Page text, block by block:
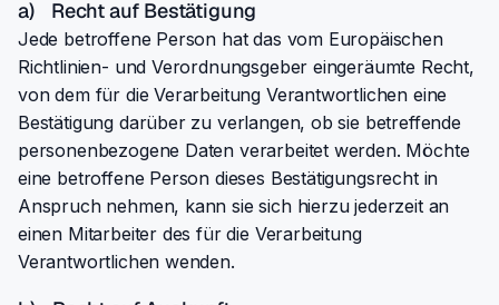
a) Recht auf Bestätigung
Jede betroffene Person hat das vom Europäischen
Richtlinien- und Verordnungsgeber eingeräumte Recht,
von dem für die Verarbeitung Verantwortlichen eine
Bestätigung darüber zu verlangen, ob sie betreffende
personenbezogene Daten verarbeitet werden. Möchte
eine betroffene Person dieses Bestätigungsrecht in
Anspruch nehmen, kann sie sich hierzu jederzeit an
einen Mitarbeiter des für die Verarbeitung
Verantwortlichen wenden.